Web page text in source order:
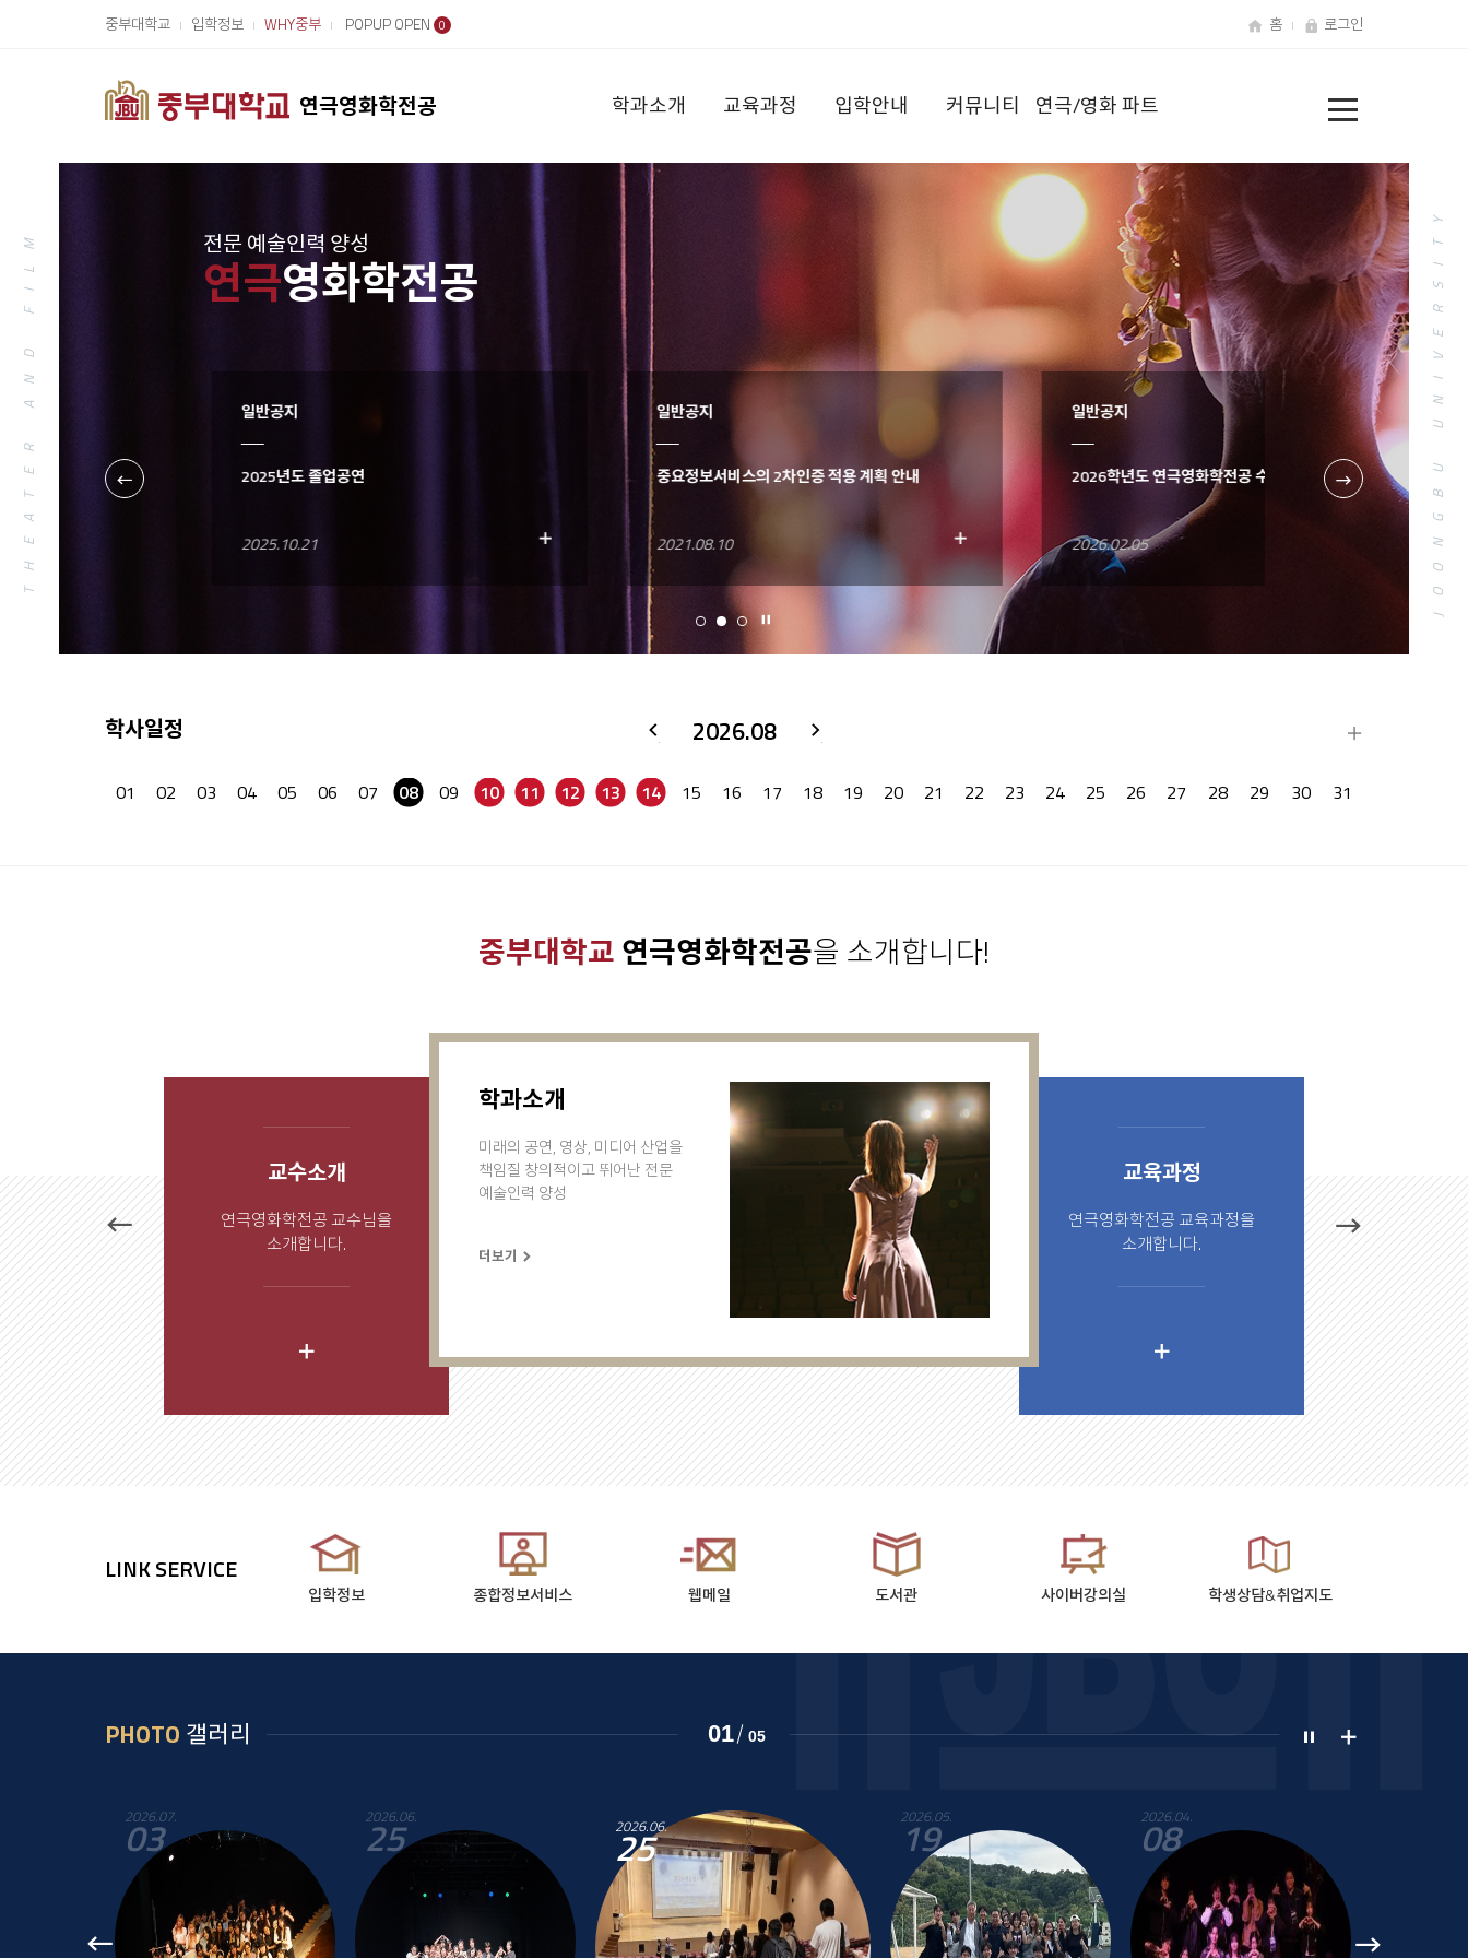
연극영화학전공
뉴
중부대학교 입학정보 WHY중부 POPUP OPEN 0 홈 로그인
학과소개 교육과정 입학안내 커뮤니티 연극/영화 파트
THEATER AND FILM JOONGBU UNIVERSITY
전문 예술인력 양성
연극영화학전공
강신청 안내사항
일반공지
2025년도 졸업공연
2025.10.21
일반공지
중요정보서비스의 2차인증 적용 계획 안내
2021.08.10
일반공지
2026학년도 연극영화학전공 수강신청 안내사항
2026.02.05
학사일정 2026.08
이
전
다
01 02 03 04 05 06 07 08 09 10 11 12 13 14 15 16 17 18 19 20 21 22 23 24 25 26 27 28 29 30 31기
중부대학교연극영화학전공을 소개합니다!
이
전
다
음
교수소개
연극영화학전공 교수님을
소개합니다.
학과소개
미래의 공연, 영상, 미디어 산업을
책임질 창의적이고 뛰어난 전문
예술인력 양성
더보기
교육과정
연극영화학전공 교육과정을
소개합니다.
LINK SERVICE
입학정보 종합정보서비스 웹메일 도서관 사이버강의실 학생상담&취업지도
PHOTO 갤러리
2026.06.
25 2026.06.
25 2026.05.
19
2026.04.
08 2026.07.
03
2 05